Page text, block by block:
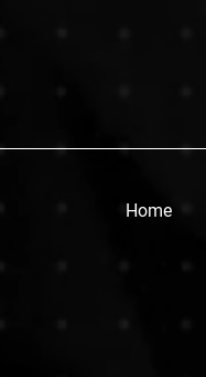
Home